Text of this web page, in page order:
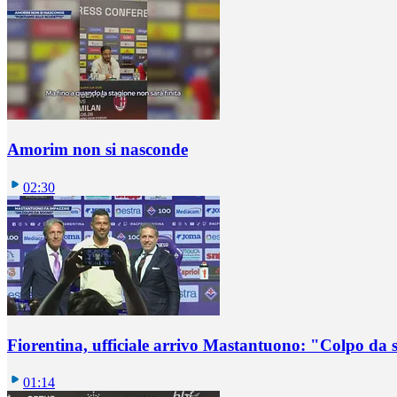
Amorim non si nasconde
02:30
Fiorentina, ufficiale arrivo Mastantuono: "Colpo da
01:14